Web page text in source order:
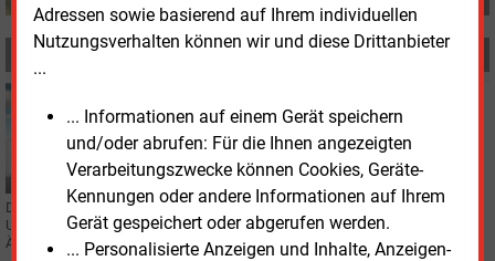
Adressen sowie basierend auf Ihrem individuellen
Nutzungsverhalten können wir und diese Drittanbieter
...
... Informationen auf einem Gerät speichern
und/oder abrufen: Für die Ihnen angezeigten
Verarbeitungszwecke können Cookies, Geräte-
Kennungen oder andere Informationen auf Ihrem
Gerät gespeichert oder abgerufen werden.
... Personalisierte Anzeigen und Inhalte, Anzeigen-
STROMSPEICHER
BVES kritisiert Verzögerung bei Speicherregeln
Der Bundesverband Energiespeicher Systeme und der Verband kommunaler
Unternehmen sehen Defizite bei den Regeln für Stromspeicher und fordern
Änderungen am Flexibilitätsgesetz (FlexBG).